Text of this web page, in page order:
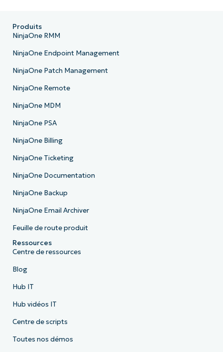
name*
Produits
NinjaOne RMM
NinjaOne Endpoint Management
NinjaOne Patch Management
NinjaOne Remote
NinjaOne MDM
NinjaOne PSA
NinjaOne Billing
NinjaOne Ticketing
NinjaOne Documentation
NinjaOne Backup
NinjaOne Email Archiver
Feuille de route produit
Ressources
Centre de ressources
Blog
Hub IT
Hub vidéos IT
Centre de scripts
Toutes nos démos